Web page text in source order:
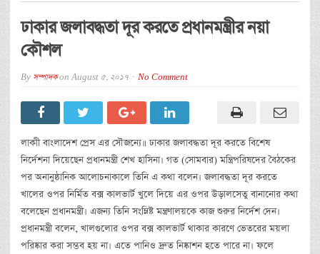
ঢাকার জলাবদ্ধতা দূর করতে প্রধানমন্ত্রীর নয়া
কৌশল
By সম্পাদকonAugust 5, 2017 No Comment
লাকাী বাংলাদেশ প্রেস এর সৌজন্যে॥ ঢাকার জলাবদ্ধতা দূর করতে বিশেষ
নির্দেশনা দিয়েছেন প্রধানমন্ত্রী শেখ হাসিনা। গত (সোমবার) মন্ত্রিপরিষদের বৈঠকের
পর অনানুষ্ঠানিক আলোচনাকালে তিনি এ কথা বলেন। জলাবদ্ধতা দূর করতে
খালের ওপর নির্মিত বক্স কালভার্ট খুলে দিয়ে এর ওপর উড়ালসেতু বানানোর কথা
বলেছেন প্রধানমন্ত্রী। এজন্য তিনি সংম্লিষ্ট মন্ত্রণালয়কে কাজ শুরুর নির্দেশ দেন।
প্রধানমন্ত্রী বলেন, খালগুলোর ওপর বক্স কালভার্ট থাকার কারণে ভেতরের ময়লা
পরিষ্কার করা সম্ভব হয় না। এতে পানিও দ্রুত নিষ্কাশন হতে পারে না। ফলে